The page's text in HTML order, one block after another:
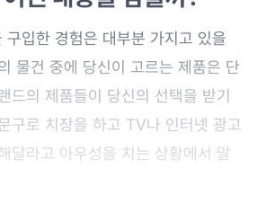
구입한 경험은 대부분 가지고 있을
물건 중에 당신이 고르는 제품은 단
드의 제품들이 당신의 선택을 받기
구로 치장을 하고 TV나 인터넷 광고
달라고 아우성을 치는 상황에서 말